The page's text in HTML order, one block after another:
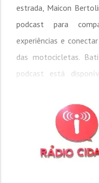
estrada, Maicon
podcast para
experiências e
das motocicletas.
podcast está
segurança no trânsito.